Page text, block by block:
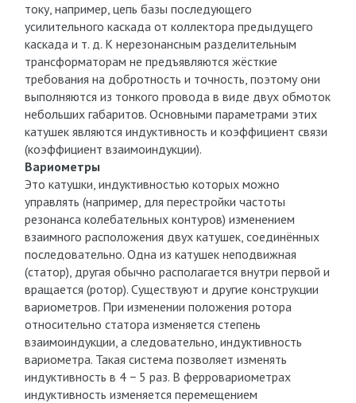
току, например, цепь базы последующего
усилительного каскада от коллектора предыдущего
каскада и т. д. К нерезонансным разделительным
трансформаторам не предъявляются жёсткие
требования на добротность и точность, поэтому они
выполняются из тонкого провода в виде двух обмоток
небольших габаритов. Основными параметрами этих
катушек являются индуктивность и коэффициент связи
(коэффициент взаимоиндукции).
Вариометры
Это катушки, индуктивностью которых можно
управлять (например, для перестройки частоты
резонанса колебательных контуров) изменением
взаимного расположения двух катушек, соединённых
последовательно. Одна из катушек неподвижная
(статор), другая обычно располагается внутри первой и
вращается (ротор). Существуют и другие конструкции
вариометров. При изменении положения ротора
относительно статора изменяется степень
взаимоиндукции, а следовательно, индуктивность
вариометра. Такая система позволяет изменять
индуктивность в 4 − 5 раз. В ферровариометрах
индуктивность изменяется перемещением